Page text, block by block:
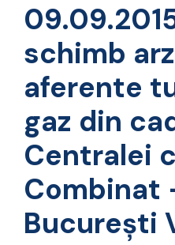
schimb
aferente
gaz din
Centralei
Combinat
București